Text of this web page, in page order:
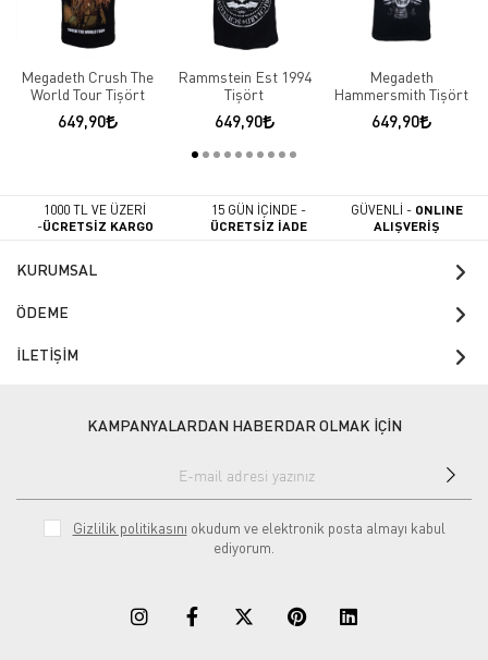
Megadeth Crush The
World Tour Tişört
649,90
Rammstein Est 1994
Tişört
649,90
Megadeth
Hammersmith Tişört
649,90
1000 TL VE ÜZERİ
-ÜCRETSİZ KARGO
15 GÜN İÇİNDE -
ÜCRETSİZ İADE
GÜVENLİ - ONLINE
ALIŞVERİŞ
KURUMSAL
ÖDEME
İLETİŞİM
KAMPANYALARDAN HABERDAR OLMAK İÇİN
Gizlilik politikasını okudum ve elektronik posta almayı kabul
ediyorum.